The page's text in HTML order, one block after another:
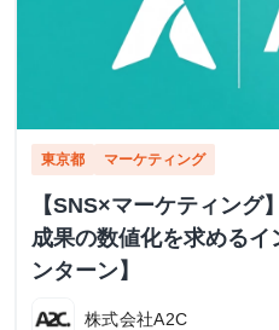
東京都 マーケティング
【SNS×マーケティング
成果の数値化を求める
ンターン】
株式会社A2C